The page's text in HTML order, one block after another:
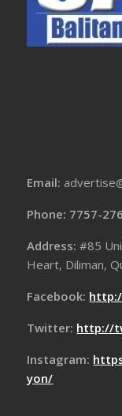
Email:
Phone: 7757-
Address:#85
Heart, Diliman,
Facebook:
Twitter: http://
Instagram:
yon/